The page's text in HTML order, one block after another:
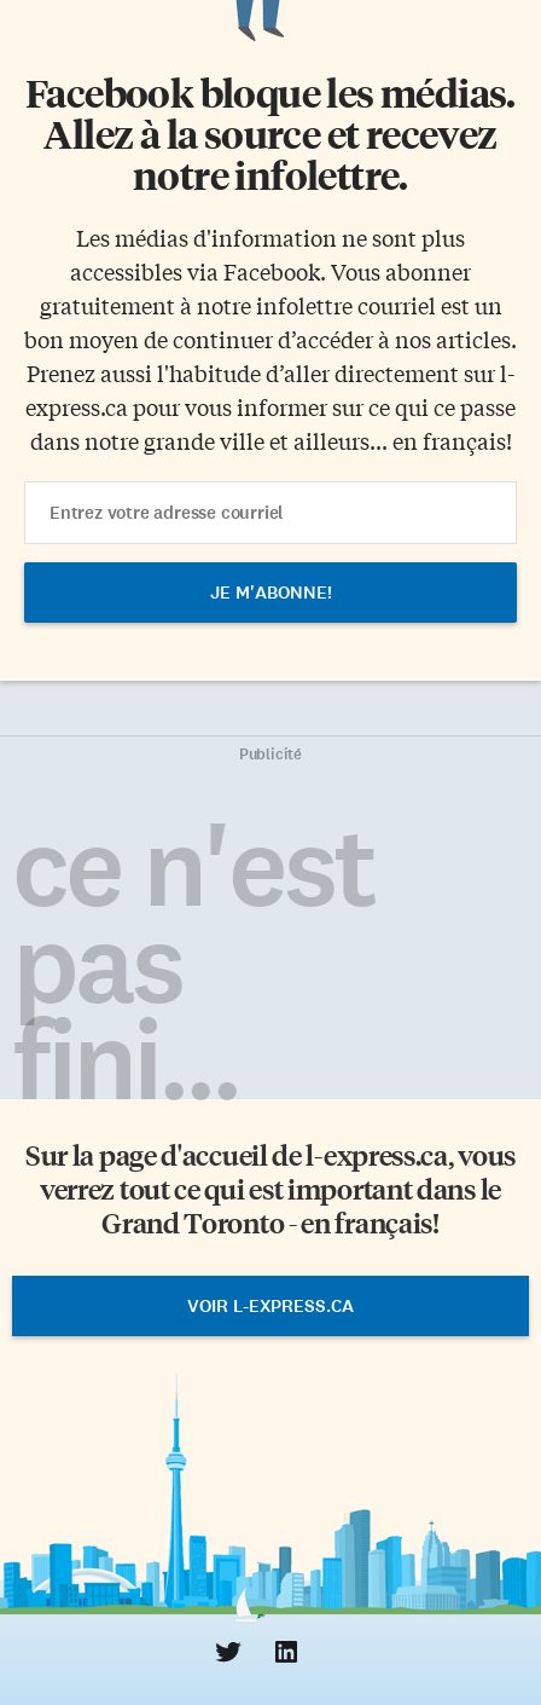
Facebook bloque les médias.
Allez à la source et recevez
notre infolettre.
Les médias d'information ne sont plus
accessibles via Facebook. Vous abonner
gratuitement à notre infolettre courriel est un
bon moyen de continuer d’accéder à nos articles.
Prenez aussi l'habitude d’aller directement sur l-
express.ca pour vous informer sur ce qui ce passe
dans notre grande ville et ailleurs... en français!
Address
Publicité
ce n'est
pas
fini...
Sur la page d'accueil del-express.ca, vous
verrez tout ce qui est important dans le
Grand Toronto - en français!
VOIR L-EXPRESS.CA